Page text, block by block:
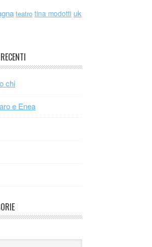
teatro tina modotti uk
chi
e Enea